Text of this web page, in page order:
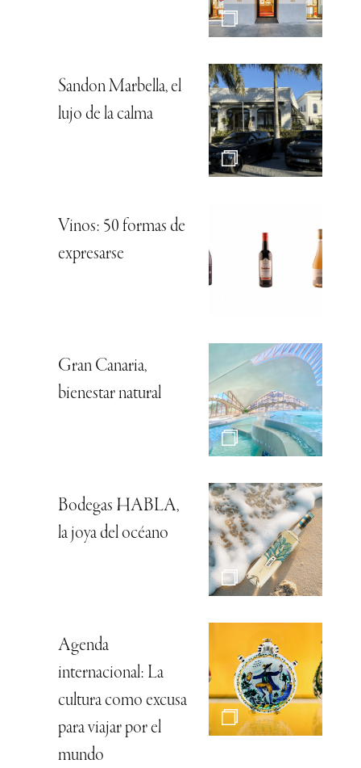
Sandon Marbella, el
lujo de la calma
Vinos: 50 formas de
expresarse
Gran Canaria,
bienestar natural
Bodegas HABLA,
la joya del océano
Agenda
internacional: La
cultura como excusa
para viajar por el
mundo